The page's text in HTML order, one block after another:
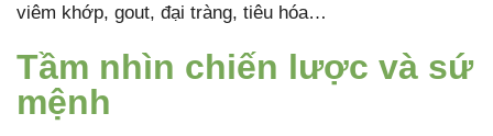
viêm khớp, gout, đại tràng, tiêu hóa…
Tầm nhìn chiến lược và sứ
mệnh